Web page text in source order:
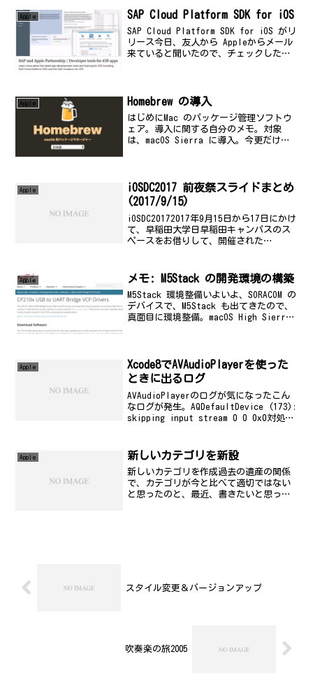
Apple SAP Cloud Platform SDK for iOS
SAP Cloud Platform SDK for iOS がリ
リース今日、友人から Appleからメール
来ていると聞いたので、チェックしたら
Apple Homebrew の導入
はじめにMac のパッケージ管理ソフトウ
ェア。導入に関する自分のメモ。対象
は、macOS Sierra に導入。今更だけ
Apple
iOSDC2017 前夜祭スライドまとめ
(2017/9/15)
iOSDC20172017年9月15日から17日にかけ
て、早稲田大学日早稲田キャンパスのス
ペースをお借りして、開催された
す。SiriKit and MeTach...
Apple メモ: M5Stack の開発環境の構築
M5Stack 環境整備いよいよ、SORACOM の
デバイスで、M5Stack も出てきたので、
真面目に環境整備。macOS High Sierra
Apple
Xcode8でAVAudioPlayerを使った
ときに出るログ
AVAudioPlayerのログが気になったこん
なログが発生。AQDefaultDevice (173):
skipping input stream 0 0 0x0対処
Apple 新しいカテゴリを新設
新しいカテゴリを作成過去の遺産の関係
で、カテゴリが今と比べて適切ではない
と思ったのと、最近、書きたいと思って
スタイル変更＆バージョンアップ
吹奏楽の旅2005